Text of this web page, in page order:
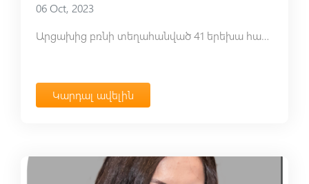
06 Oct, 2023
Արցախից բռնի տեղահանված 41 երեխա հատուկ ընդունելությամբ դարձել է «Այբ» դպրոցի աշակերտ
Կարդալ ավելին